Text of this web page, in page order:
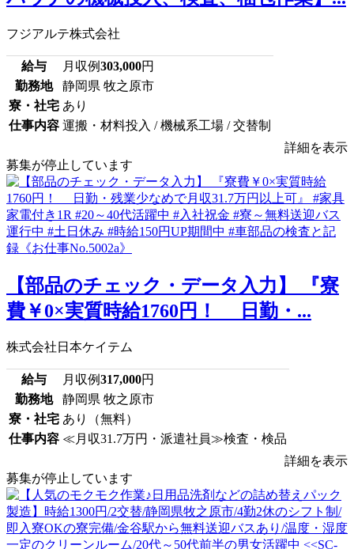
フジアルテ株式会社
給与 月収例303,000円
勤務地
静岡県 牧之原市
寮・社宅 あり
仕事内容 運搬・材料投入 / 機械系工場 / 交替制
詳細を表示
募集が停止しています
【部品のチェック・データ入力】 『寮
費￥0×実質時給1760円！ 日勤・...
株式会社日本ケイテム
給与 月収例317,000円
勤務地
静岡県 牧之原市
寮・社宅 あり（無料）
仕事内容 ≪月収31.7万円・派遣社員≫検査・検品
詳細を表示
募集が停止しています